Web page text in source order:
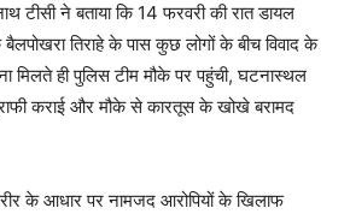
टीसी ने बताया कि 14 फरवरी की रात डायल
तिराहे के पास कुछ लोगों के बीच विवाद के
मिलते ही पुलिस टीम मौके पर पहुंची, घटनास्थल
कराई और मौके से कारतूस के खोखे बरामद
के आधार पर नामजद आरोपियों के खिलाफ